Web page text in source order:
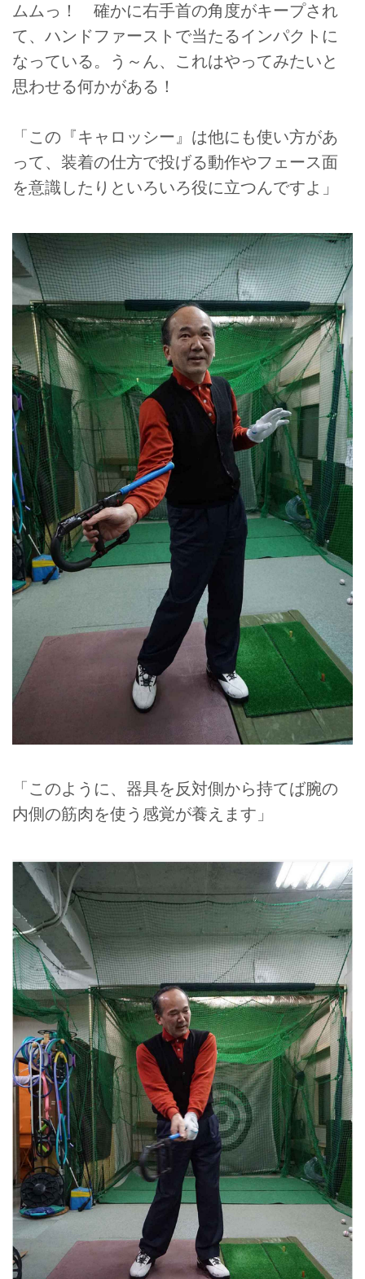
ムムっ！ 確かに右手首の角度がキープされ
て、ハンドファーストで当たるインパクトに
なっている。う～ん、これはやってみたいと
思わせる何かがある！
「この『キャロッシー』は他にも使い方があ
って、装着の仕方で投げる動作やフェース面
を意識したりといろいろ役に立つんですよ」
「このように、器具を反対側から持てば腕の
内側の筋肉を使う感覚が養えます」